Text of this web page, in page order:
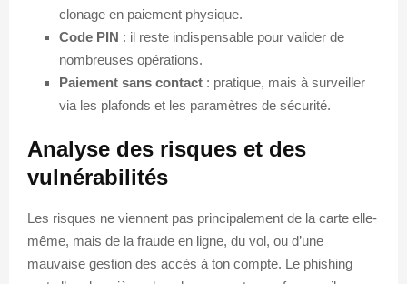
clonage en paiement physique.
Code PIN : il reste indispensable pour valider de
nombreuses opérations.
Paiement sans contact : pratique, mais à surveiller
via les plafonds et les paramètres de sécurité.
Analyse des risques et des
vulnérabilités
Les risques ne viennent pas principalement de la carte elle-
même, mais de la fraude en ligne, du vol, ou d’une
mauvaise gestion des accès à ton compte. Le phishing